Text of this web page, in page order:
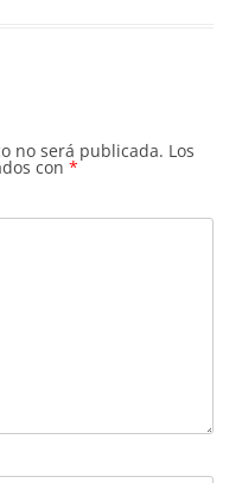
no será publicada. Los
con *